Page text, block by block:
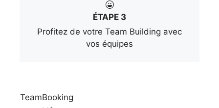
ÉTAPE 3
Profitez de votre Team Building avec
vos équipes
TeamBooking